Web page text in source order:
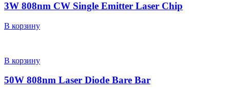
3W 808nm CW Single Emitter Laser Chip
В корзину
В корзину
50W 808nm Laser Diode Bare Bar